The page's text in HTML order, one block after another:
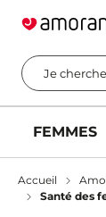
Je cherche
FEMMES
Accueil
Santé des